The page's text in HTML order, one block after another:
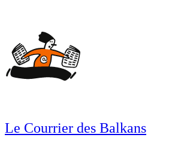
Le Courrier des Balkans